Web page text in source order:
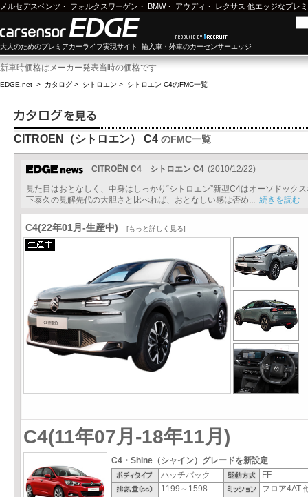
メルセデスベンツ ・ フォルクスワーゲン ・ BMW・ アウディ ・ レクサス 他エッジなプレ
大人のためのプレミアカーライフ実現サイト 輸入車・外車のカーセンサーエッジ
新車時価格はメーカー発表当時の価格です
EDGE.net > カタログ > シトロエン > シトロエン C4のFMC一覧
CITROEN（シトロエン） C4 のFMC一覧
CITROËN C4 シトロエン C4 (2010/12/22)
見た目はおとなしく、中身はしっかり“シトロエン”新型C4はオーソドッ
下泰久の見解先代の大胆さと比べれば、おとなしい感は否め... 続きを読む
C4(22年01月-生産中) [もっと詳しく見る]
C4(11年07月-18年11月)
C4・Shine（シャイン）グレードを新設定
ハッチバック
FF
1199～1598
フロア4AT